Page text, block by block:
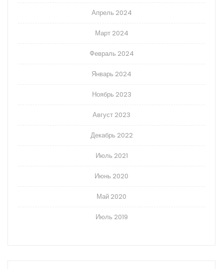
Апрель 2024
Март 2024
Февраль 2024
Январь 2024
Ноябрь 2023
Август 2023
Декабрь 2022
Июль 2021
Июнь 2020
Май 2020
Июль 2019